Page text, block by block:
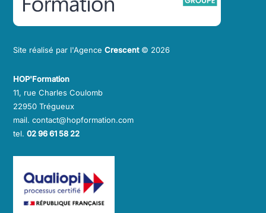
Site réalisé par l'AgenceCrescent© 2026
HOP'Formation
11, rue Charles Coulomb
22950 Trégueux
mail. contact@hopformation.com
tel.02 96 61 58 22